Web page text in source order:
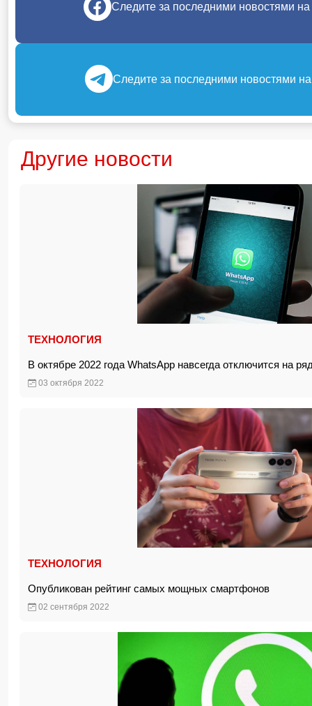
Следите за последними новостями
Следите за последними новостями
Другие новости
ТЕХНОЛОГИЯ
В октябре 2022 года WhatsApp навсегда отключится на
03 октября 2022
ТЕХНОЛОГИЯ
Опубликован рейтинг самых мощных смартфонов
02 сентября 2022